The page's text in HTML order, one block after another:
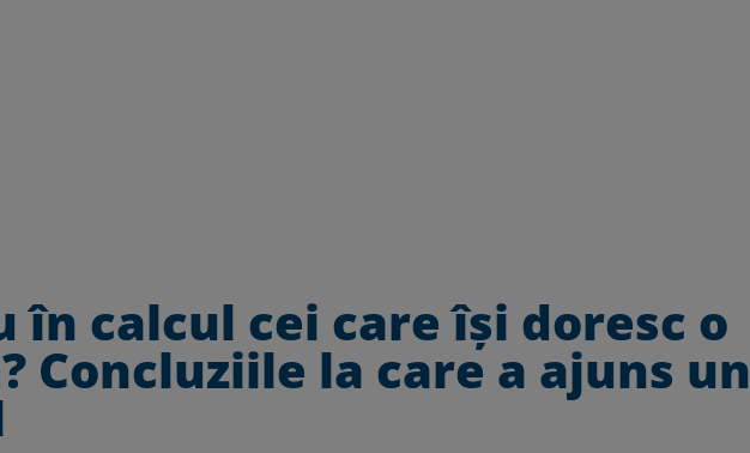
în calcul cei care își doresc o
Concluziile la care a ajuns un